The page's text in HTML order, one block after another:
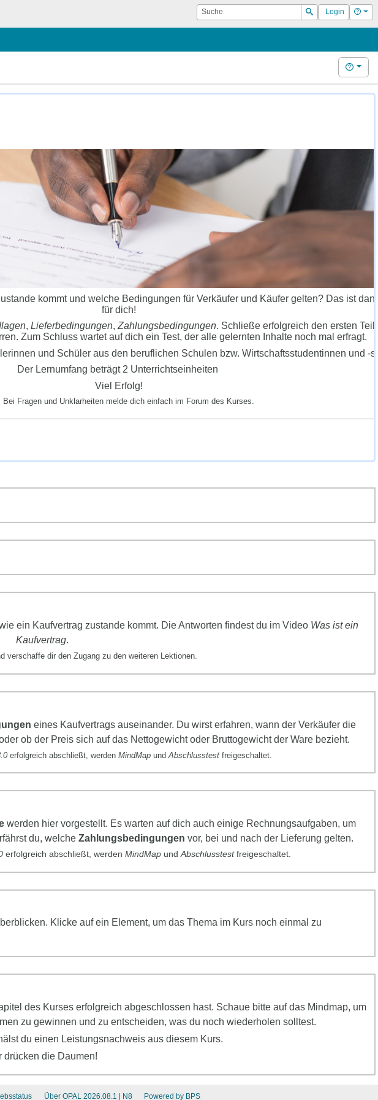
Suche
Suchen
Login Hilfe
Hilfe
kommt und welche Bedingungen für Verkäufer und Käufer gelten? Das ist
für dich!
, Lieferbedingungen, Zahlungsbedingungen. Schließe erfolgreich den ersten Teil
Zum Schluss wartet auf dich ein Test, der alle gelernten Inhalte noch mal erfragt.
und Schüler aus den beruflichen Schulen bzw. Wirtschaftsstudentinnen und -
Der Lernumfang beträgt 2 Unterrichtseinheiten
Viel Erfolg!
Bei Fragen und Unklarheiten melde dich einfach im Forum des Kurses.
ein Kaufvertrag zustande kommt. Die Antworten findest du im Video Was ist ein
Kaufvertrag.
verschaffe dir den Zugang zu den weiteren Lektionen.
eines Kaufvertragsauseinander. Du wirst erfahren, wann der Verkäufer die
ob der Preis sich auf das Nettogewicht oder Bruttogewicht der Ware bezieht.
erfolgreich abschließt, werdenMindMap undAbschlusstest freigeschaltet.
werden hier vorgestellt. Es warten auf dich auch einige Rechnungsaufgaben, um
du, welcheZahlungsbedingungen vor, bei und nach der Lieferung gelten.
erfolgreich abschließt, werdenMindMap und Abschlusstest freigeschaltet.
Klicke auf ein Element, um das Thema im Kurs noch einmal zu
des Kurses erfolgreich abgeschlossen hast. Schaue bitte auf das Mindmap, um
zu gewinnen und zu entscheiden, was du noch wiederholen solltest.
du einen Leistungsnachweis aus diesem Kurs.
drücken die Daumen!
Über OPAL 2026.08.1 | N8 Powered by BPS